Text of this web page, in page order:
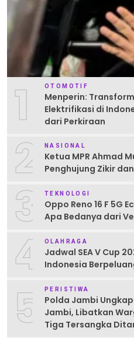
1 OTOMOTIF
Menperin:
Elektrifikasi di
dari Perkiraan
2 NASIONAL
Ketua MPR Ahmad
Penghujung Zikir
3 TEKNOLOGI
Oppo Reno 16 F 5G
Apa Bedanya dari
4 OLAHRAGA
Jadwal SEA V Cup
Indonesia
5 PERISTIWA
Polda Jambi
Jambi, Libatkan
Tiga Tersangka